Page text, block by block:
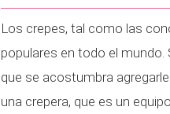
Los crepes, tal como las
populares en todo el
que se acostumbra
una crepera, que es un